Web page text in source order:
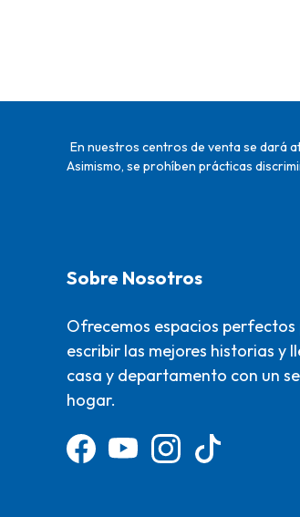
En nuestros centros de venta se dará
Asimismo, se prohíben prácticas
Sobre Nosotros
Ofrecemos espacios perfectos
escribir las mejores historias y
casa y departamento con un
hogar.